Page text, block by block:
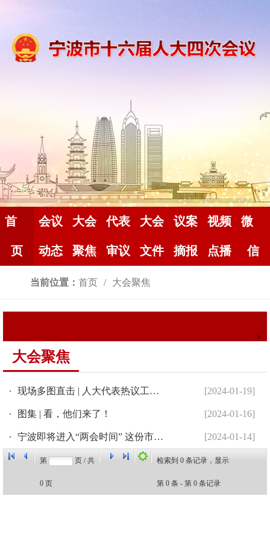
首
页
会议
动态
大会
聚焦
代表
审议
大会
文件
议案
摘报
视频
点播
微
信
当前位置： 首页 大会聚焦
>
大会聚焦
现场多图直击 | 人大代表热议工作报告 [2024-01-19]
图集 | 看，他们来了！ [2024-01-16]
宁波即将进入“两会时间” 这份市人代会“指南”请收好！ [2024-01-14]
第 页 / 共
0 页
检索到 0 条记录，显示
第 0 条 - 第 0 条记录